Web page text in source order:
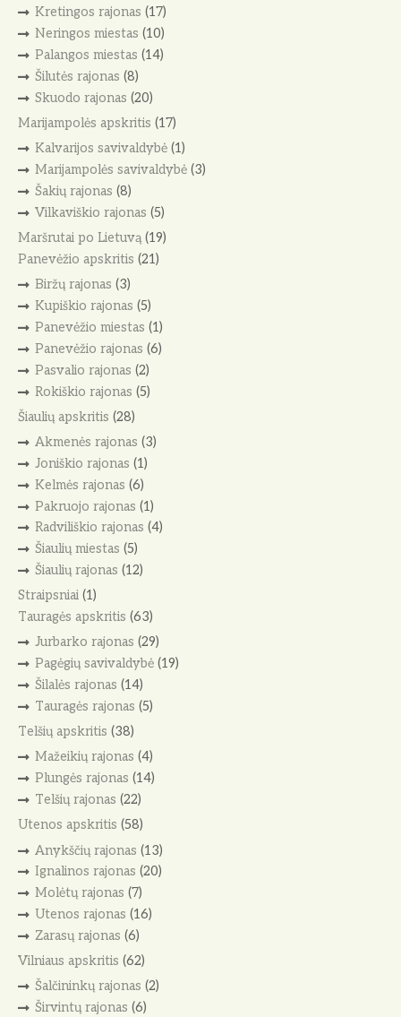
Kretingos rajonas (17)
Neringos miestas (10)
Palangos miestas (14)
Šilutės rajonas (8)
Skuodo rajonas (20)
Marijampolės apskritis (17)
Kalvarijos savivaldybė(1)
Marijampolės savivaldybė(3)
Šakių rajonas (8)
Vilkaviškio rajonas (5)
Maršrutai po Lietuvą(19)
Panevėžio apskritis (21)
Biržų rajonas (3)
Kupiškio rajonas (5)
Panevėžio miestas (1)
Panevėžio rajonas (6)
Pasvalio rajonas (2)
Rokiškio rajonas (5)
Šiaulių apskritis (28)
Akmenės rajonas (3)
Joniškio rajonas (1)
Kelmės rajonas (6)
Pakruojo rajonas (1)
Radviliškio rajonas (4)
Šiaulių miestas (5)
Šiaulių rajonas (12)
Straipsniai (1)
Tauragės apskritis (63)
Jurbarko rajonas (29)
Pagėgių savivaldybė(19)
Šilalės rajonas (14)
Tauragės rajonas (5)
Telšių apskritis (38)
Mažeikių rajonas (4)
Plungės rajonas (14)
Telšių rajonas (22)
Utenos apskritis (58)
Anykščių rajonas (13)
Ignalinos rajonas (20)
Molėtų rajonas (7)
Utenos rajonas (16)
Zarasų rajonas (6)
Vilniaus apskritis (62)
Šalčininkų rajonas (2)
Širvintų rajonas (6)